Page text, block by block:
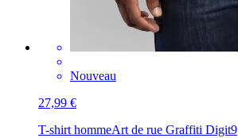
Nouveau
27,99 €
T-shirt hommeArt de rue Graffiti Digit9